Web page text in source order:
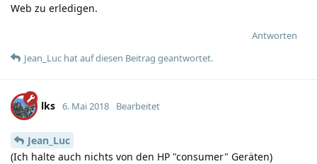
Web zu erledigen.
Antworten
Jean_Luc hatauf diesen Beitrag geantwortet.
lks 6. Mai 2018 Bearbeitet
Jean_Luc
(Ich halte auch nichts von den HP "consumer" Geräten)